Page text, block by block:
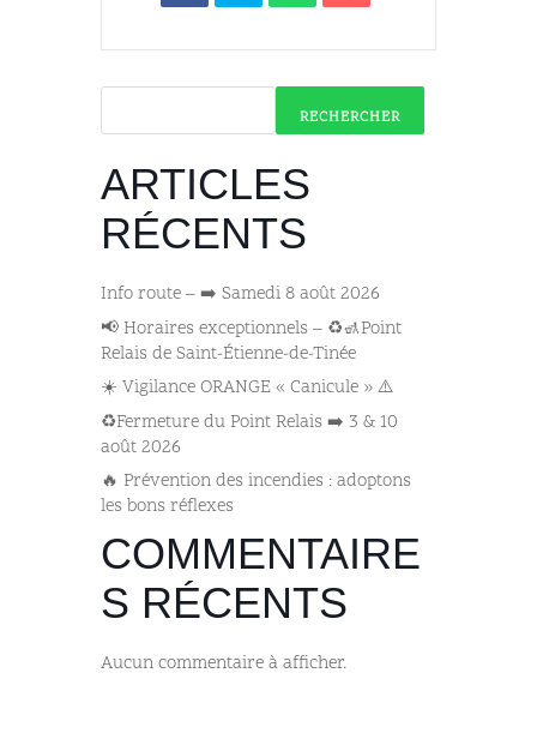
RECHERCHER
ARTICLES
RÉCENTS
Info route – ➡️ Samedi 8 août 2026
📢 Horaires exceptionnels – ♻️🚮Point
Relais de Saint-Étienne-de-Tinée
☀️ Vigilance ORANGE « Canicule » ⚠️
♻️Fermeture du Point Relais ➡️​ 3 & 10
août 2026
🔥 Prévention des incendies : adoptons
les bons réflexes
COMMENTAIRE
S RÉCENTS
Aucun commentaire à afficher.